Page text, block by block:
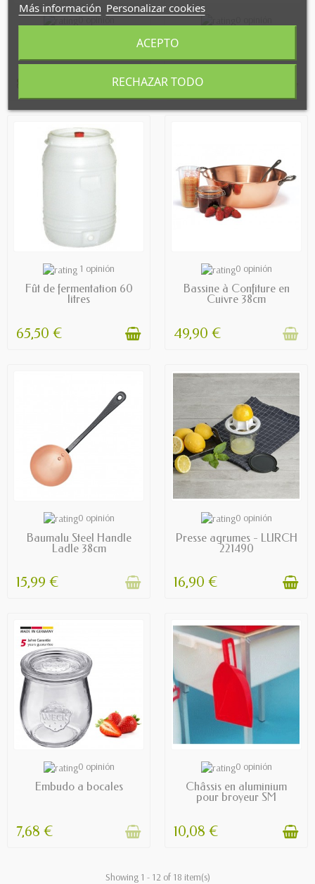
PREORDER
0 opinión
84,00 € 33,99 €
AVAILABLE1 opinión
Fût de fermentation 60
litres
65,50 €
OUT OF STOCK
0 opinión
Bassine à Confiture en
Cuivre 38cm
49,90 €
OUT OF STOCK
0 opinión
Baumalu Steel Handle
Ladle 38cm
15,99 €
0 opinión
Presse agrumes - LURCH
221490
16,90 €
OUT OF STOCK
0 opinión
Embudo a bocales
7,68 €
AVAILABLE
0 opinión
Châssis en aluminium
pour broyeur SM
10,08 €
Showing 1 - 12 of 18 item(s)
Más información Personalizar cookies
RECHAZAR TODO
ACEPTO